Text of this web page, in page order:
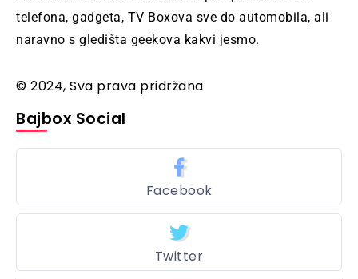
telefona, gadgeta, TV Boxova sve do automobila, ali
naravno s gledišta geekova kakvi jesmo.
© 2024, Sva prava pridržana
Bajbox Social
Facebook
Twitter